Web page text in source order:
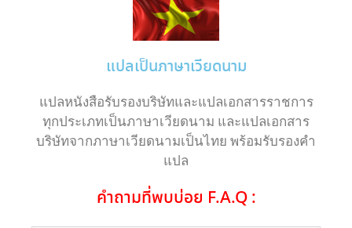
แปลเป็นภาษาเวียดนาม
แปลหนังสือรับรองบริษัทและแปลเอกสารราชการ
ทุกประเภทเป็นภาษาเวียดนาม และแปลเอกสาร
บริษัทจากภาษาเวียดนามเป็นไทย พร้อมรับรองคำ
แปล
คำถามที่พบบ่อย F.A.Q :